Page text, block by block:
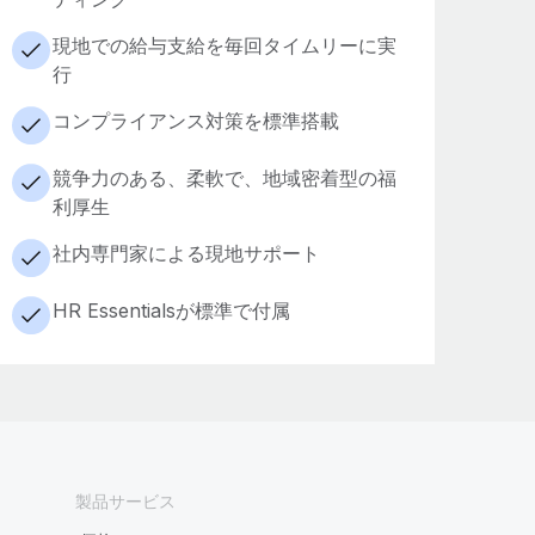
現地での給与支給を毎回タイムリーに実
行
コンプライアンス対策を標準搭載
競争力のある、柔軟で、地域密着型の福
利厚生
社内専門家による現地サポート
HR Essentialsが標準で付属
製品サービス